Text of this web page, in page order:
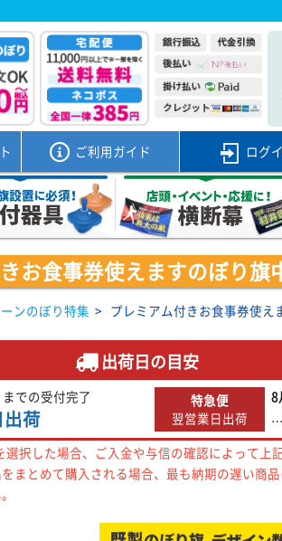
ご利用ガイド ログ
お食事券使えますのぼり旗
ンのぼり特集 > プレミアム付きお食事券使え
出荷日の目安
までの受付完了
出荷
特急便
翌営業日出荷
8
…
択した場合、ご入金や与信の確認によって上
まとめて購入される場合、最も納期の遅い商品